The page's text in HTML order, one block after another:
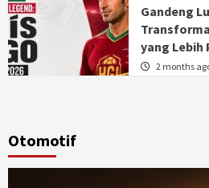
Gandeng
yang
2 months
Otomotif